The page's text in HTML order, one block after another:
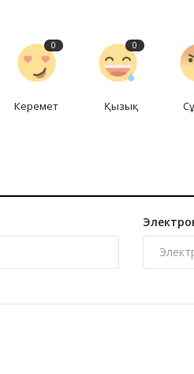
0
Керемет
0
Қызық
Наурыз